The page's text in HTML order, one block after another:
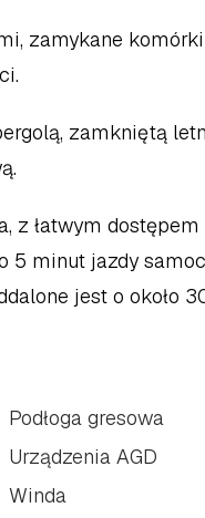
zamykane
zamkniętą
z łatwym
5 minut jazdy
jest o około
Podłoga gresowa
Urządzenia AGD
Winda